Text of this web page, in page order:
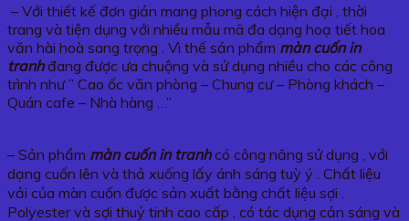
– Với thiết kế đơn giản mang phong cách hiện đại , thời
trang và tiện dụng với nhiều mẫu mã đa dạng hoạ tiết hoa
văn hài hoà sang trọng . Vì thế sản phẩm màn cuốn in
tranhđang được ưa chuộng và sử dụng nhiều cho các công
trình như ” Cao ốc văn phòng – Chung cư – Phòng khách –
Quán cafe – Nhà hàng …”
– Sản phẩm màn cuốn in tranhcó công năng sử dụng , với
dạng cuốn lên và thả xuống lấy ánh sáng tuỳ ý . Chất liệu
vải của màn cuốn được sản xuất bằng chất liệu sợi .
Polyester và sợi thuỷ tinh cao cấp , có tác dụng cản sáng và